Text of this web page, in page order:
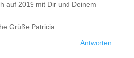
auf 2019 mit Dir und Deinem
Grüße Patricia
Antworten